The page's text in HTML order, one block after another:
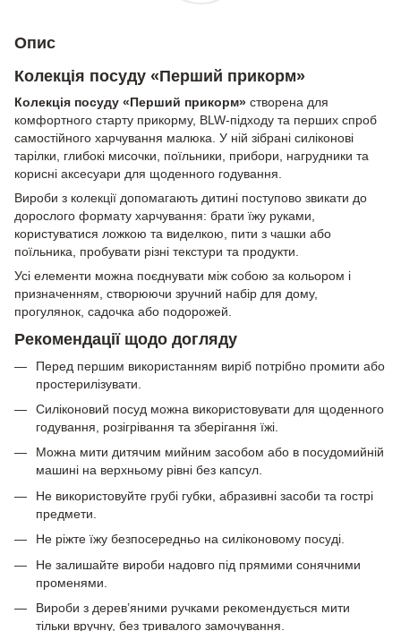
Опис
Колекція посуду «Перший прикорм»
Колекція посуду «Перший прикорм» створена для
комфортного старту прикорму, BLW-підходу та перших спроб
самостійного харчування малюка. У ній зібрані силіконові
тарілки, глибокі мисочки, поїльники, прибори, нагрудники та
корисні аксесуари для щоденного годування.
Вироби з колекції допомагають дитині поступово звикати до
дорослого формату харчування: брати їжу руками,
користуватися ложкою та виделкою, пити з чашки або
поїльника, пробувати різні текстури та продукти.
Усі елементи можна поєднувати між собою за кольором і
призначенням, створюючи зручний набір для дому,
прогулянок, садочка або подорожей.
Рекомендації щодо догляду
Перед першим використанням виріб потрібно промити або
простерилізувати.
Силіконовий посуд можна використовувати для щоденного
годування, розігрівання та зберігання їжі.
Можна мити дитячим мийним засобом або в посудомийній
машині на верхньому рівні без капсул.
Не використовуйте грубі губки, абразивні засоби та гострі
предмети.
Не ріжте їжу безпосередньо на силіконовому посуді.
Не залишайте вироби надовго під прямими сонячними
променями.
Вироби з дерев’яними ручками рекомендується мити
тільки вручну, без тривалого замочування.